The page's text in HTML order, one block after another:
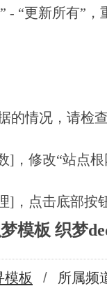
- “更新所有”
的情况，请检
]，修改“站点
]，点击底部按
模板 织梦
模板 /
所属频